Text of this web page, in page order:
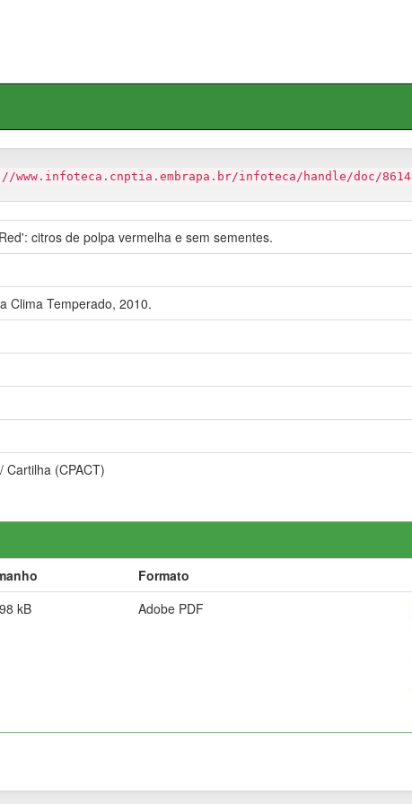
www.infoteca.cnptia.embrapa.br/infoteca/handle/doc/
citros de polpa vermelha e sem sementes.
Clima Temperado, 2010.
Cartilha (CPACT)
Formato
kB Adobe PDF